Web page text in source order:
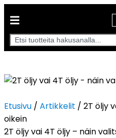
Etusivu / Artikkelit / 2T öljy
oikein
2T öljy vai 4T öljy – näin